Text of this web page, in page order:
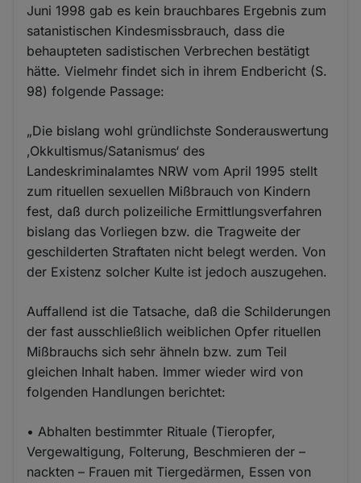
Juni 1998 gab es kein brauchbares Ergebnis zum
satanistischen Kindesmissbrauch, dass die
behaupteten sadistischen Verbrechen bestätigt
hätte. Vielmehr findet sich in ihrem Endbericht (S.
98) folgende Passage:
„Die bislang wohl gründlichste Sonderauswertung
‚Okkultismus/Satanismus‘ des
Landeskriminalamtes NRW vom April 1995 stellt
zum rituellen sexuellen Mißbrauch von Kindern
fest, daß durch polizeiliche Ermittlungsverfahren
bislang das Vorliegen bzw. die Tragweite der
geschilderten Straftaten nicht belegt werden. Von
der Existenz solcher Kulte ist jedoch auszugehen.
Auffallend ist die Tatsache, daß die Schilderungen
der fast ausschließlich weiblichen Opfer rituellen
Mißbrauchs sich sehr ähneln bzw. zum Teil
gleichen Inhalt haben. Immer wieder wird von
folgenden Handlungen berichtet:
• Abhalten bestimmter Rituale (Tieropfer,
Vergewaltigung, Folterung, Beschmieren der –
nackten – Frauen mit Tiergedärmen, Essen von